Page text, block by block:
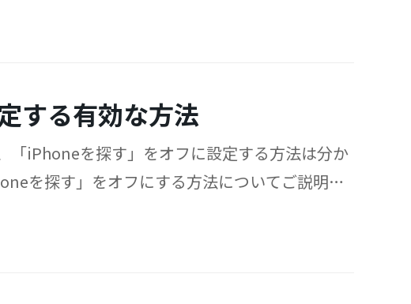
する有効な方法
「iPhoneを探す」をオフに設定する方法は分か
を探す」をオフにする方法についてご説明し